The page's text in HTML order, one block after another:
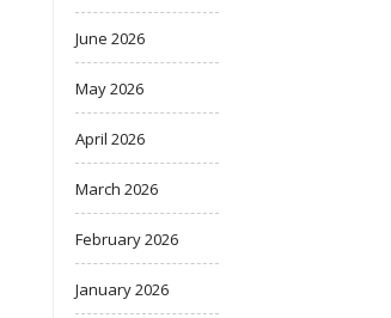
June 2026
May 2026
April 2026
March 2026
February 2026
January 2026